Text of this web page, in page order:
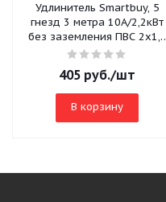
Удлинитель Smartbuy, 5
гнезд 3 метра 10А/2,2кВт
без заземления ПВС 2х1,0
(SBE-10-5-03-N)
405 руб./шт
В корзину